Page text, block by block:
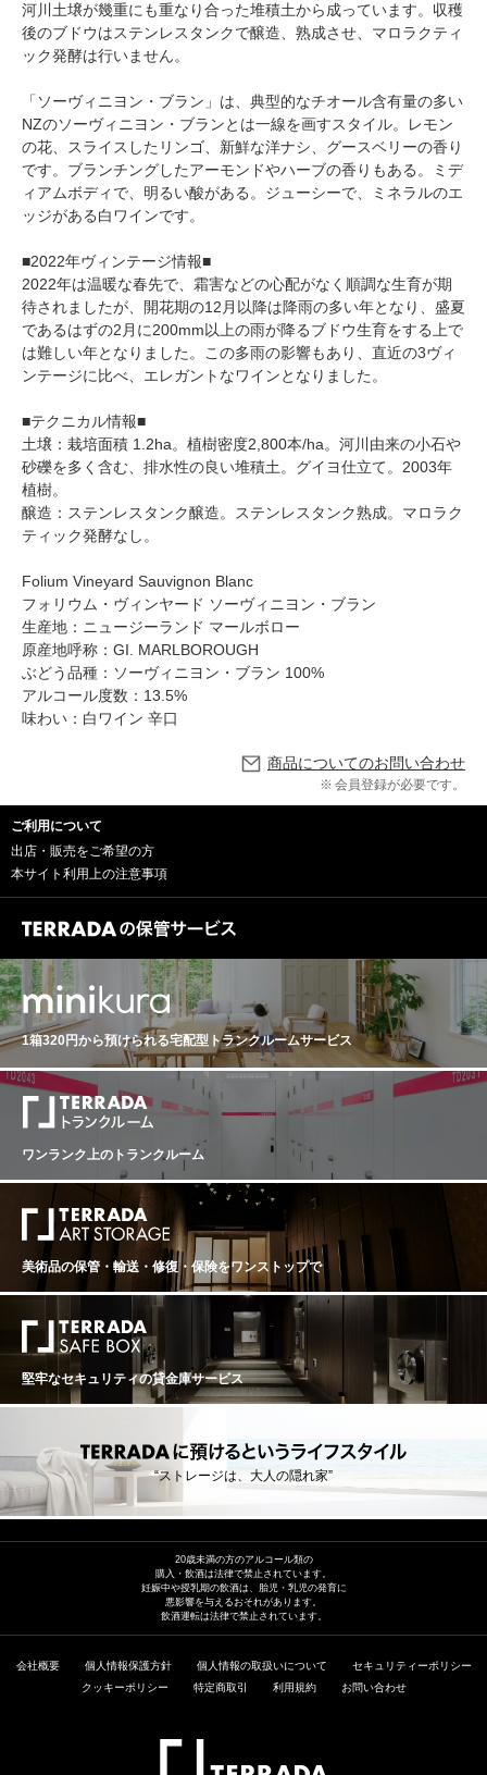
河川土壌が幾重にも重なり合った堆積土から成っています。収穫
後のブドウはステンレスタンクで醸造、熟成させ、マロラクティ
ック発酵は行いません。
「ソーヴィニヨン・ブラン」は、典型的なチオール含有量の多い
NZのソーヴィニヨン・ブランとは一線を画すスタイル。レモン
の花、スライスしたリンゴ、新鮮な洋ナシ、グースベリーの香り
です。ブランチングしたアーモンドやハーブの香りもある。ミデ
ィアムボディで、明るい酸がある。ジューシーで、ミネラルのエ
ッジがある白ワインです。
■2022年ヴィンテージ情報■
2022年は温暖な春先で、霜害などの心配がなく順調な生育が期
待されましたが、開花期の12月以降は降雨の多い年となり、盛夏
であるはずの2月に200mm以上の雨が降るブドウ生育をする上で
は難しい年となりました。この多雨の影響もあり、直近の3ヴィ
ンテージに比べ、エレガントなワインとなりました。
■テクニカル情報■
土壌：栽培面積 1.2ha。植樹密度2,800本/ha。河川由来の小石や
砂礫を多く含む、排水性の良い堆積土。グイヨ仕立て。2003年
植樹。
醸造：ステンレスタンク醸造。ステンレスタンク熟成。マロラク
ティック発酵なし。
Folium Vineyard Sauvignon Blanc
フォリウム・ヴィンヤード ソーヴィニヨン・ブラン
生産地：ニュージーランド マールボロー
原産地呼称：GI. MARLBOROUGH
ぶどう品種：ソーヴィニヨン・ブラン 100%
アルコール度数：13.5%
味わい：白ワイン 辛口
商品についてのお問い合わせ
会員登録が必要です。
ご利用について
出店・販売をご希望の方
本サイト利用上の注意事項
1箱320円から預けられる宅配型トランクルームサービス
ワンランク上のトランクルーム
美術品の保管・輸送・修復・保険をワンストップで
堅牢なセキュリティの貸金庫サービス
“ストレージは、大人の隠れ家”
20歳未満の方のアルコール類の
購入・飲酒は法律で禁止されています。
妊娠中や授乳期の飲酒は、胎児・乳児の発育に
悪影響を与えるおそれがあります。
飲酒運転は法律で禁止されています。
会社概要 個人情報保護方針 個人情報の取扱いについて
セキュリティーポリシー
クッキーポリシー
特定商取引 利用規約 お問い合わせ